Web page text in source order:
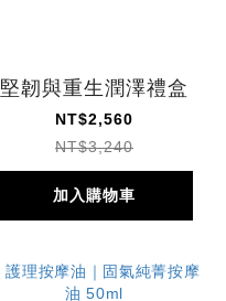
堅韌與重生潤澤禮盒
NT$2,560
NT$3,240
加入購物車